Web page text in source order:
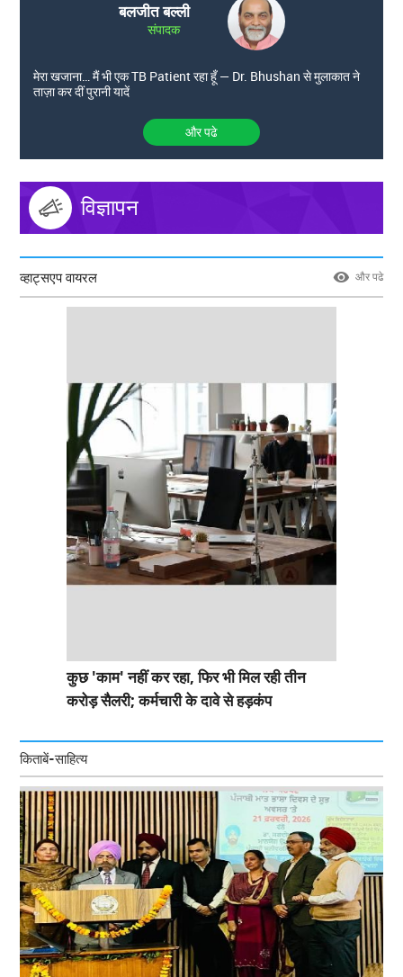
बलजीत बल्ली
संपादक
मेरा खजाना… मैं भी एक TB Patient रहा हूँ — Dr. Bhushan से मुलाकात ने
ताज़ा कर दीं पुरानी यादें
और पढे
विज्ञापन
व्हाट्सएप वायरल और पढे
कुछ 'काम' नहीं कर रहा, फिर भी मिल रही तीन
करोड़ सैलरी; कर्मचारी के दावे से हड़कंप
किताबें-साहित्य